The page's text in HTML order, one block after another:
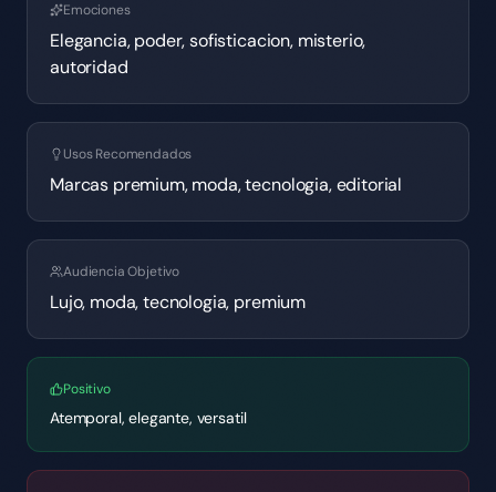
Emociones
Elegancia, poder, sofisticacion, misterio,
autoridad
Usos Recomendados
Marcas premium, moda, tecnologia, editorial
Audiencia Objetivo
Lujo, moda, tecnologia, premium
Positivo
Atemporal, elegante, versatil